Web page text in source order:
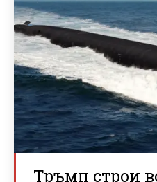
Тръмп строи